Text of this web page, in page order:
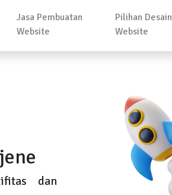
Jasa Pembuatan
Website
Pilihan Desain
Website
dan